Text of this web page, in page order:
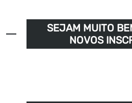
SEJAM MUITO
NOVOS